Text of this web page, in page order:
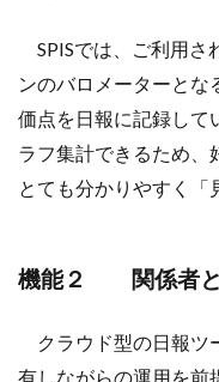
SPISでは、ご利用さ
ンのバロメーターと
価点を日報に記録して
ラフ集計できるため、
とても分かりやすく「
機能２ 関係者と
クラウド型の日報ツ
有しながらの運用を前